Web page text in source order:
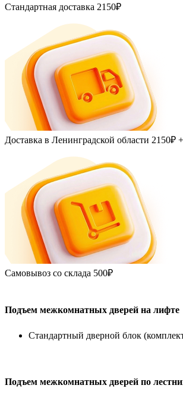
Стандартная доставка 2150₽
Доставка в Ленинградской области 2150₽
Самовывоз со склада 500₽
Подъем межкомнатных дверей на лифте
Стандартный дверной блок
Подъем межкомнатных дверей по